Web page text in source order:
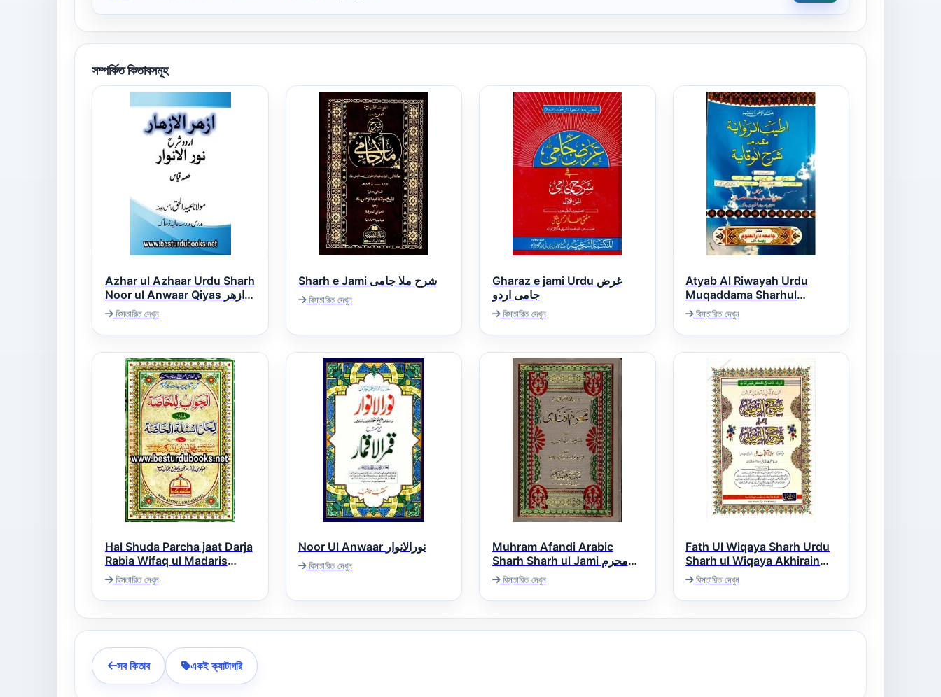
সম্পর্কিত কিতাবসমূহ
Azhar ul Azhaar Urdu Sharh
Noor ul Anwaar Qiyas ازھر
الازھار اردو شرح نور الانوار
قیاس
বিস্তারিত দেখুন
Sharh e Jami شرح ملا جامی
বিস্তারিত দেখুন
Gharaz e jami Urdu غرض
جامی اردو
বিস্তারিত দেখুন
Atyab Al Riwayah Urdu
Muqaddama Sharhul
Wiqayah اطیب الروایۃ اردو
مقدمہ شرح الوقایۃ
বিস্তারিত দেখুন
Hal Shuda Parcha jaat Darja
Rabia Wifaq ul Madaris
Pakistan حل شدہ پرچہ جات
درجہ رابعہ
বিস্তারিত দেখুন
Noor Ul Anwaar نورالانوار
বিস্তারিত দেখুন
Muhram Afandi Arabic
Sharh Sharh ul Jami محرم
آفندى عربى شرح شرح ملا جامى
বিস্তারিত দেখুন
Fath Ul Wiqaya Sharh Urdu
Sharh ul Wiqaya Akhirain
فتح الوقایہ اردو شرح شرح
الوقایہ آخیرین
বিস্তারিত দেখুন
সব কিতাব একই ক্যাটাগরি